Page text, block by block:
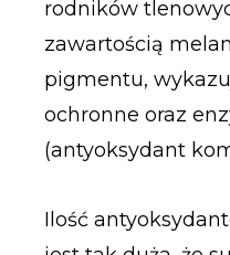
rodników
zawartością
pigmentu,
ochronne oraz
(antyoksydant
Ilość